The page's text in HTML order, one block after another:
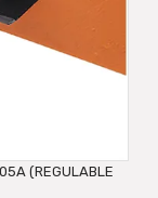
(REGULABLE